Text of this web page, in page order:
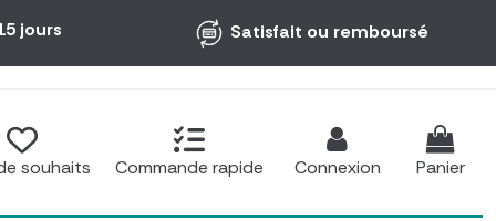
jours Satisfait ou remboursé
souhaits Commande rapide Connexion Panier